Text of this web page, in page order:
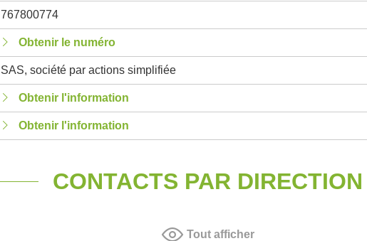
767800774
Obtenir le numéro
SAS, société par actions simplifiée
Obtenir l'information
Obtenir l'information
CONTACTS PAR DIRECTION
Tout afficher